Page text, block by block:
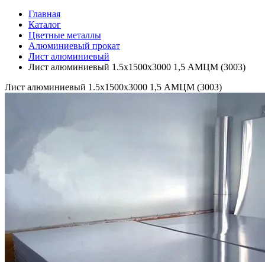
Главная
Каталог
Цветные металлы
Алюминиевый прокат
Лист алюминиевый
Лист алюминиевый 1.5х1500х3000 1,5 АМЦМ (3003)
Лист алюминиевый 1.5х1500х3000 1,5 АМЦМ (3003)